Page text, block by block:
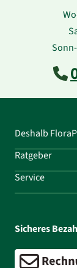
Deshalb
Ratgeber
Service
Sicheres